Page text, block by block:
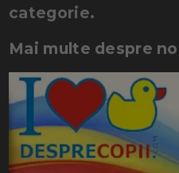
categorie.
Mai multe despre